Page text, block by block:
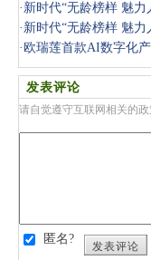
· 新时代“无龄榜样 魅
· 新时代“无龄榜样 魅
· 欧瑞莲首款AI数字化
发表评论
请自觉遵守互联网相关的
匿名?
发表评论